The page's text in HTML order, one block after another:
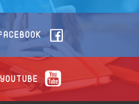
YOUTUBE